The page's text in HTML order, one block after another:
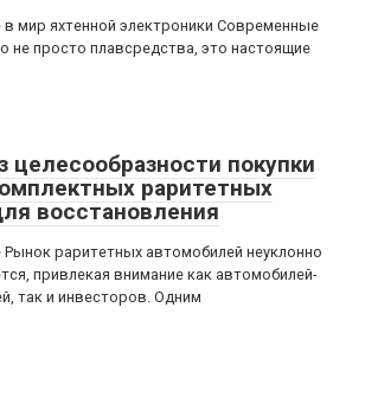
в мир яхтенной электроники Современные
не просто плавсредства, это настоящие
целесообразности покупки
раритетных
восстановления
Рынок раритетных автомобилей неуклонно
привлекая внимание как автомобилей-
так и инвесторов. Одним